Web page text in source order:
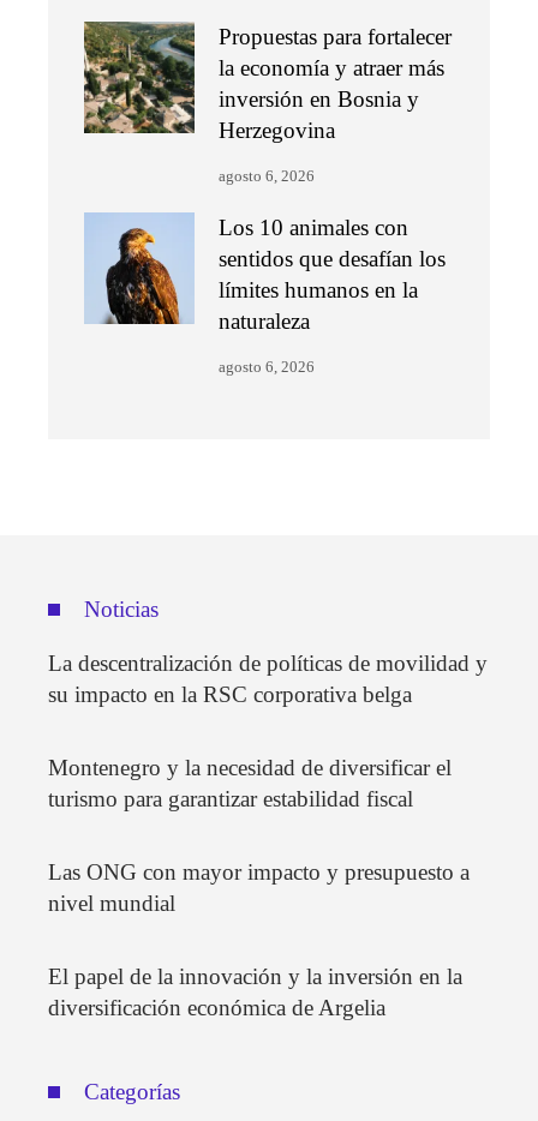
Propuestas para fortalecer
la economía y atraer más
inversión en Bosnia y
Herzegovina
agosto 6, 2026
Los 10 animales con
sentidos que desafían los
límites humanos en la
naturaleza
agosto 6, 2026
Noticias
La descentralización de políticas de movilidad y
su impacto en la RSC corporativa belga
Montenegro y la necesidad de diversificar el
turismo para garantizar estabilidad fiscal
Las ONG con mayor impacto y presupuesto a
nivel mundial
El papel de la innovación y la inversión en la
diversificación económica de Argelia
Categorías